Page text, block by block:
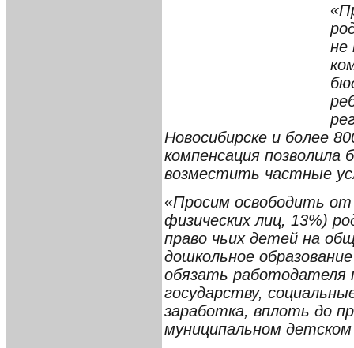
не
Новосибирске и более
компенсация
возместить частные
«Просим освободить
физических лиц, 13%)
право чьих детей на
дошкольное
обязать работодателя
государству,
заработка, вплоть до
муниципальном детском